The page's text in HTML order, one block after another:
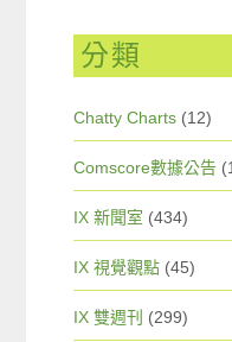
分類
Chatty Charts (12)
Comscore數據公告
IX 新聞室 (434)
IX 視覺觀點 (45)
IX 雙週刊 (299)